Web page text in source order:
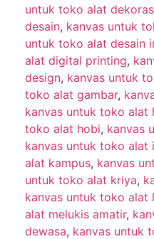
untuk toko alat
desain, kanvas untuk
untuk toko alat desain
alat digital printing,
design, kanvas untuk
toko alat gambar,
kanvas untuk toko alat
toko alat hobi, kanvas
kanvas untuk toko alat
alat kampus, kanvas
untuk toko alat kriya,
kanvas untuk toko alat
alat melukis amatir,
dewasa, kanvas untuk